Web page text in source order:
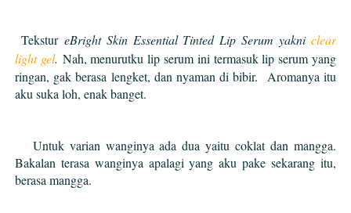
Tekstur eBright Skin Essential Tinted Lip Serum yakniclear
light gel. Nah, menurutku lip serum ini termasuk lip serum yang
ringan, gak berasa lengket, dan nyaman di bibir. Aromanya itu
aku suka loh, enak banget.
Untuk varian wanginya ada dua yaitu coklat dan mangga.
Bakalan terasa wanginya apalagi yang aku pake sekarang itu,
berasa mangga.